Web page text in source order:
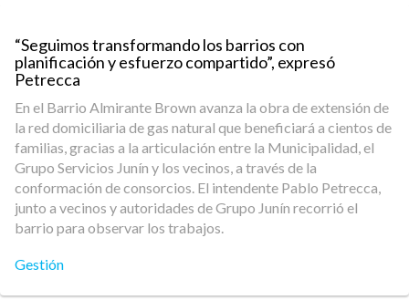
“Seguimos transformando los barrios con
planificación y esfuerzo compartido”, expresó
Petrecca
En el Barrio Almirante Brown avanza la obra de extensión de
la red domiciliaria de gas natural que beneficiará a cientos de
familias, gracias a la articulación entre la Municipalidad, el
Grupo Servicios Junín y los vecinos, a través de la
conformación de consorcios. El intendente Pablo Petrecca,
junto a vecinos y autoridades de Grupo Junín recorrió el
barrio para observar los trabajos.
Gestión